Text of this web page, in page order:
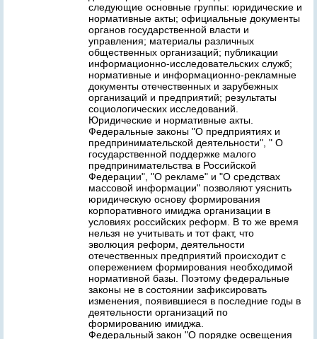
следующие основные группы: юридические и
нормативные акты; официальные документы
органов государственной власти и
управления; материалы различных
общественных организаций; публикации
информационно-исследовательских служб;
нормативные и информационно-рекламные
документы отечественных и зарубежных
организаций и предприятий; результаты
социологических исследований.
Юридические и нормативные акты.
Федеральные законы "О предприятиях и
предпринимательской деятельности", " О
государственной поддержке малого
предпринимательства в Российской
Федерации", "О рекламе" и "О средствах
массовой информации" позволяют уяснить
юридическую основу формирования
корпоративного имиджа организации в
условиях российских реформ. В то же время
нельзя не учитывать и тот факт, что
эволюция реформ, деятельности
отечественных предприятий происходит с
опережением формирования необходимой
нормативной базы. Поэтому федеральные
законы не в состоянии зафиксировать
изменения, появившиеся в последние годы в
деятельности организаций по
формированию имиджа.
Федеральный закон "О порядке освещения